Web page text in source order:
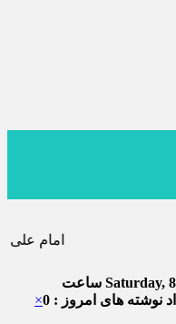
امام علی (ع) می فرماید : هر کس از خود
Saturday, ساعت
نوشته های امروز : 0 ×